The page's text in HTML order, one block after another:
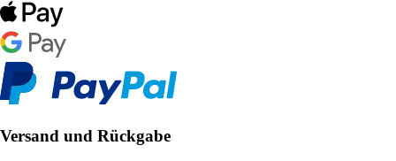
Versand und Rückgabe